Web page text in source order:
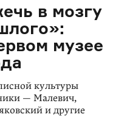
в мозгу
музее
культуры
— Малевич,
и другие